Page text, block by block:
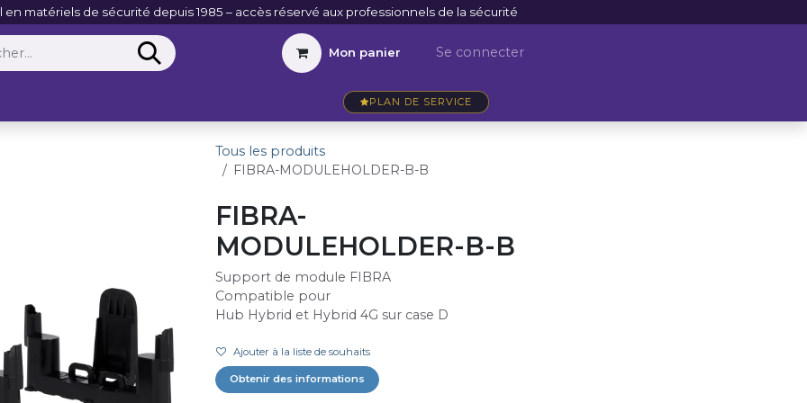
matériels de sécurité depuis 1985 – accès réservé aux professionnels de la sécurité
Mon panier Se connecter
PLAN DE SERVICE
Tous les produits
FIBRA-MODULEHOLDER-B-B
FIBRA-
MODULEHOLDER-B-B
Support de module FIBRA
Compatible pour
Hub Hybrid et Hybrid 4G sur case D
Ajouter à la liste de souhaits
Obtenir des informations